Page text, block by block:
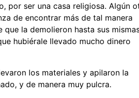
por ser una casa religiosa. Algún
de encontrar más de tal manera
la demolieron hasta sus
hubiérale llevado mucho dinero
los materiales y apilaron la
y de manera muy pulcra.